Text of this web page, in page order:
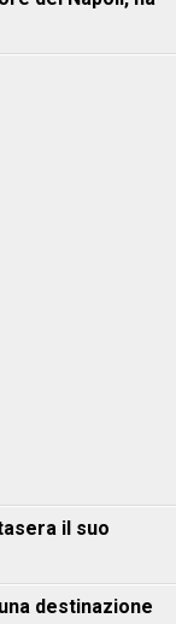
il suo
destinazione